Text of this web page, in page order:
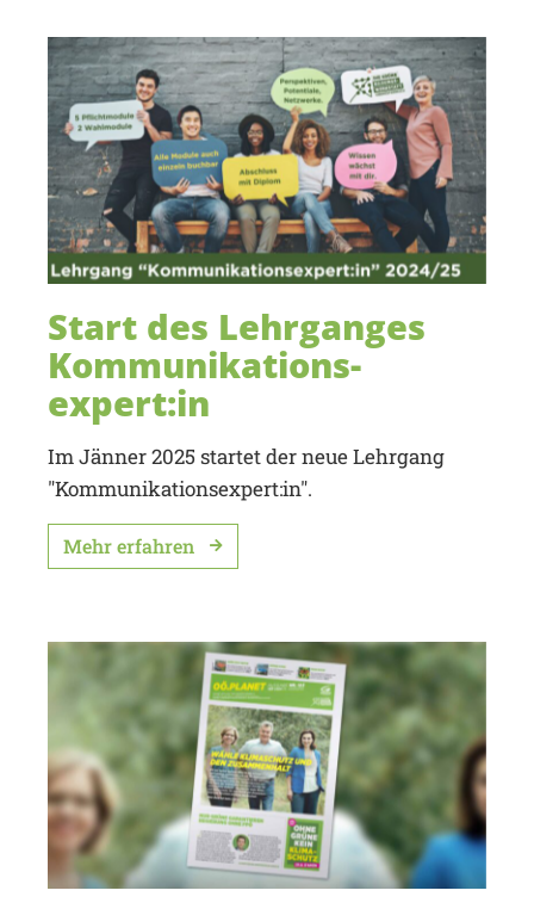
Start des Lehrganges
Kommunikations-
expert:in
Im Jänner 2025 startet der neue Lehrgang
"Kommunikationsexpert:in".
Mehr erfahren